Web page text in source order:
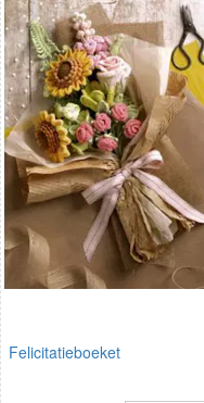
Felicitatieboeket